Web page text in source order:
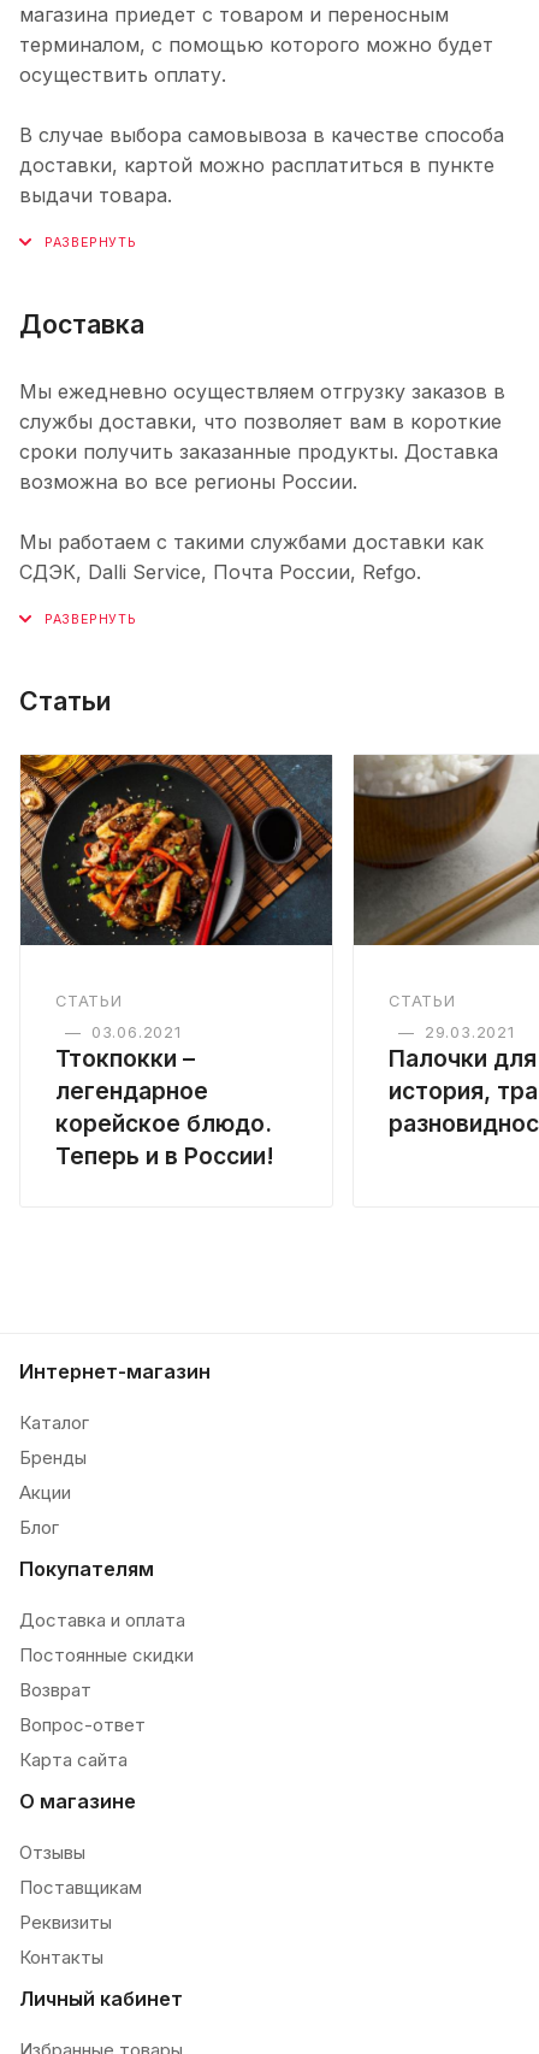
магазина приедет с товаром и переносным
терминалом, с помощью которого можно будет
осуществить оплату.
В случае выбора самовывоза в качестве способа
доставки, картой можно расплатиться в пункте
выдачи товара.
Доставка
Мы ежедневно осуществляем отгрузку заказов в
службы доставки, что позволяет вам в короткие
сроки получить заказанные продукты. Доставка
возможна во все регионы России.
Мы работаем с такими службами доставки как
СДЭК, Dalli Service, Почта России, Refgo.
Статьи
СТАТЬИ
—
03.06.2021
Ттокпокки –
легендарное
корейское блюдо.
Теперь и в России!
СТАТЬИ
—
29.03.2021
Палочки
история,
Интернет-магазин
Каталог
Бренды
Акции
Блог
Покупателям
Доставка и оплата
Постоянные скидки
Возврат
Вопрос-ответ
Карта сайта
О магазине
Отзывы
Поставщикам
Реквизиты
Контакты
Личный кабинет
Избранные товары